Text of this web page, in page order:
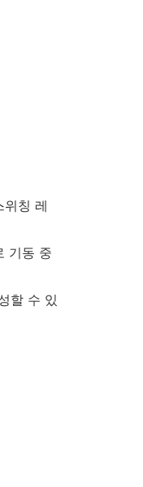
칭 레
기동 중
할 수 있